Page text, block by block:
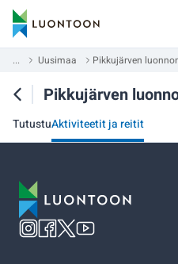
... Uusimaa Pikkujärven
Pikkujärven
TutustuAktiviteetit ja reitit